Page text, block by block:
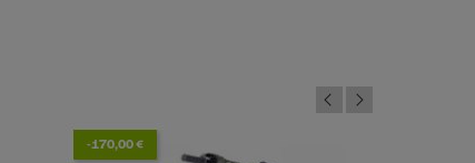
-170,00 €